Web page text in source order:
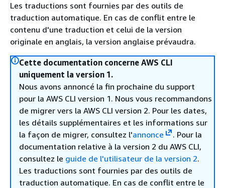
Les traductions sont fournies par des outils de
traduction automatique. En cas de conflit entre le
contenu d'une traduction et celui de la version
originale en anglais, la version anglaise prévaudra.
Cette documentation concerne AWS CLI
uniquement la version 1.
Nous avons annoncé la fin prochaine du support
pour la AWS CLI version 1. Nous vous recommandons
de migrer vers la AWS CLI version 2. Pour les dates,
les détails supplémentaires et les informations sur
la façon de migrer, consultez l'annonce
. Pour la
documentation relative à la version 2 du AWS CLI,
consultez le guide de l'utilisateur de la version 2.
Les traductions sont fournies par des outils de
traduction automatique. En cas de conflit entre le